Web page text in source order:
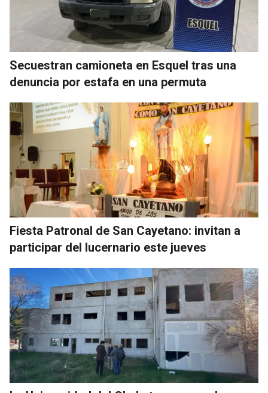
Secuestran camioneta en Esquel tras una
denuncia por estafa en una permuta
Fiesta Patronal de San Cayetano: invitan a
participar del lucernario este jueves